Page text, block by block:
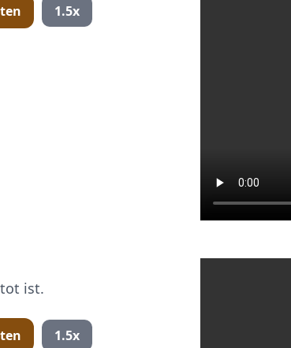
1.5x
ist.
1.5x